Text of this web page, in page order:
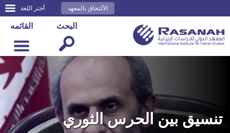
أختر اللغة الألتحاق بالمعهد
القائمه البحث
تنسيق بين الحرس الثوري